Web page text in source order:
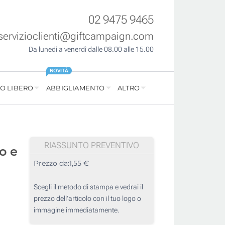
02 9475 9465
Da lunedì a venerdì dalle 08.00 alle 15.00
LIBERO ABBIGLIAMENTO
NOVITÀ
ALTRO
e RIASSUNTO PREVENTIVO
Prezzo da:1,55 €
Scegli il metodo di stampa e vedrai il
prezzo dell'articolo con il tuo logo o
immagine immediatamente.